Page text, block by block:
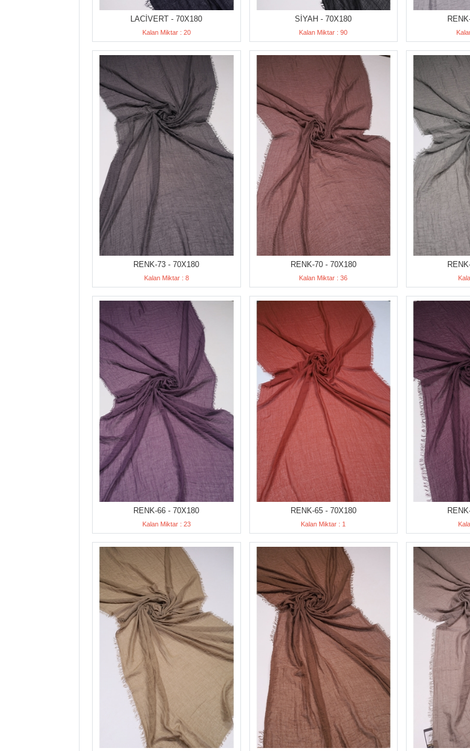
LACİVERT - 70X180
Kalan Miktar : 20
SİYAH - 70X180
Kalan Miktar : 90
RENK-73 - 70X180
Kalan Miktar : 8
RENK-70 - 70X180
Kalan Miktar : 36
RENK-66 - 70X180
Kalan Miktar : 23
RENK-65 - 70X180
Kalan Miktar : 1